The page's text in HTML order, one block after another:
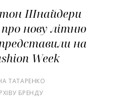
Шнайдери
нову літню
на
Week
ТАТАРЕНКО
БРЕНДУ